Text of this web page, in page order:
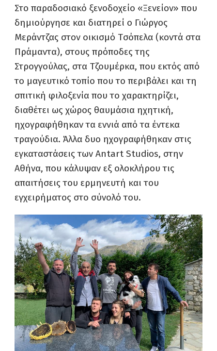
Στο παραδοσιακό ξενοδοχείο «Ξενείον» που
δημιούργησε και διατηρεί ο Γιώργος
Μεράντζας στον οικισμό Tσόπελα (κοντά στα
Πράμαντα), στους πρόποδες της
Στρογγούλας, στα Τζουμέρκα, που εκτός από
το μαγευτικό τοπίο που το περιβάλει και τη
σπιτική φιλοξενία που το χαρακτηρίζει,
διαθέτει ως χώρος θαυμάσια ηχητική,
ηχογραφήθηκαν τα εννιά από τα έντεκα
τραγούδια. Άλλα δυο ηχογραφήθηκαν στις
εγκαταστάσεις των Antart Studios, στην
Αθήνα, που κάλυψαν εξ ολοκλήρου τις
απαιτήσεις του ερμηνευτή και του
εγχειρήματος στο σύνολό του.